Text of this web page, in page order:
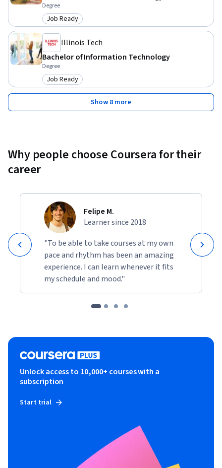
- Comprender las particularidades de la utilización de la
inteligencia artificial.
- Analizar más en detalle conceptos de robótica y domótica
- Conocer más en detalle de la nanotecnología
- Comprender más en detalle sobre el concepto de
cibercultura y a que apunta.
Degree
Category: Job Ready
Job Ready
Illinois Tech
Bachelor of Information Technology
Degree
Category: Job Ready
Job Ready
Show 8 more
Why people choose Coursera for their
career
Felipe M.
Learner since 2018
"To be able to take courses at my own
pace and rhythm has been an amazing
experience. I can learn whenever it fits
my schedule and mood."
Unlock access to 10,000+ courses with a
subscription
Start trial